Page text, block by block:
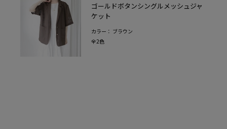
ゴールドボタンシングルメッシュジャ
ケット
カラー： ブラウン
全2色